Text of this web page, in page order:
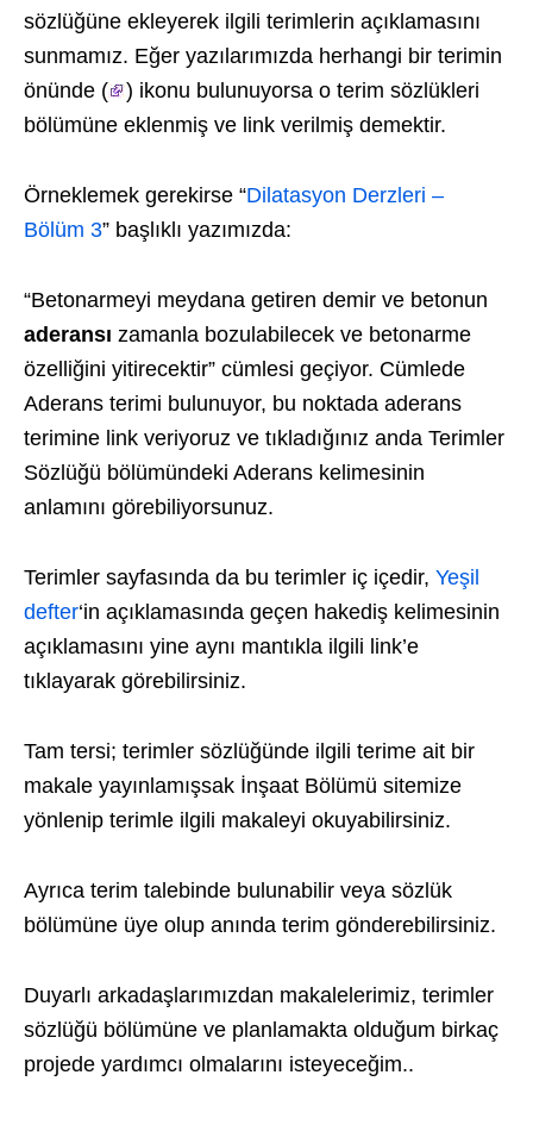
sözlüğüne ekleyerek ilgili terimlerin açıklamasını
sunmamız. Eğer yazılarımızda herhangi bir terimin
önünde (
) ikonu bulunuyorsa o terim sözlükleri
bölümüne eklenmiş ve link verilmiş demektir.
Örneklemek gerekirse “Dilatasyon Derzleri –
Bölüm 3” başlıklı yazımızda:
“Betonarmeyi meydana getiren demir ve betonun
aderansı zamanla bozulabilecek ve betonarme
özelliğini yitirecektir” cümlesi geçiyor. Cümlede
Aderans terimi bulunuyor, bu noktada aderans
terimine link veriyoruz ve tıkladığınız anda Terimler
Sözlüğü bölümündeki Aderans kelimesinin
anlamını görebiliyorsunuz.
Terimler sayfasında da bu terimler iç içedir, Yeşil
defter‘in açıklamasında geçen hakediş kelimesinin
açıklamasını yine aynı mantıkla ilgili link’e
tıklayarak görebilirsiniz.
Tam tersi; terimler sözlüğünde ilgili terime ait bir
makale yayınlamışsak İnşaat Bölümü sitemize
yönlenip terimle ilgili makaleyi okuyabilirsiniz.
Ayrıca terim talebinde bulunabilir veya sözlük
bölümüne üye olup anında terim gönderebilirsiniz.
Duyarlı arkadaşlarımızdan makalelerimiz, terimler
sözlüğü bölümüne ve planlamakta olduğum birkaç
projede yardımcı olmalarını isteyeceğim..